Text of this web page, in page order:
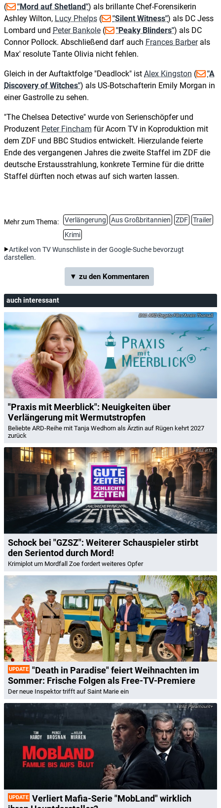
(
"Mord auf Shetland") als brillante Chef-Forensikerin
Ashley Wilton, Lucy Phelps ( "Silent Witness") als DC Jess
Lombard und Peter Bankole ( "Peaky Blinders") als DC
Connor Pollock. Abschließend darf auch Frances Barberals
Max' resolute Tante Olivia nicht fehlen.
Gleich in der Auftaktfolge "Deadlock" ist Alex Kingston (
"A
Discovery of Witches") als US-Botschafterin Emily Morgan in
einer Gastrolle zu sehen.
"The Chelsea Detective" wurde von Serienschöpfer und
Produzent Peter Fincham für Acorn TV in Koproduktion mit
dem ZDF und BBC Studios entwickelt. Hierzulande feierte
Ende des vergangenen Jahres die zweite Staffel im ZDF die
deutsche Erstausstrahlung, konkrete Termine für die dritte
Staffel dürften noch etwas auf sich warten lassen.
Mehr zum Thema: Verlängerung Aus Großbritannien ZDF
Trailer
Krimi
Artikel von TV Wunschliste in der Google-Suche bevorzugt
darstellen.
▼ zu den Kommentaren
auch interessant
ARD Degeto Film/Arnim Thomaß
"Praxis mit Meerblick": Neuigkeiten über
Verlängerung mit Wermutstropfen
Beliebte ARD-Reihe mit Tanja Wedhorn als Ärztin auf Rügen kehrt 2027
zurück
RTL
Schock bei "GZSZ": Weiterer Schauspieler stirbt
den Serientod durch Mord!
Krimiplot um Mordfall Zoe fordert weiteres Opfer
BBC
UPDATE "Death in Paradise" feiert Weihnachten im
Sommer: Frische Folgen als Free-TV-Premiere
Der neue Inspektor trifft auf Saint Marie ein
Paramount+
UPDATE Verliert Mafia-Serie "MobLand" wirklich